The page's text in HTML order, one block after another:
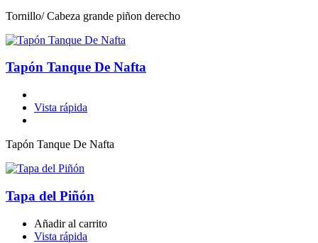
Tornillo/ Cabeza grande piñon derecho
Tapón Tanque De Nafta
Vista rápida
Tapón Tanque De Nafta
Tapa del Piñón
Añadir al carrito
Vista rápida